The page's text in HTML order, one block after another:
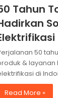
Tahun
50
&
di
Read More »